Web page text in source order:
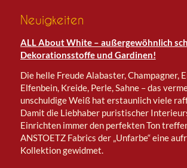
Neuigkeiten
ALL About White – außergewöhnlich
Dekorationsstoffe und Gardinen!
Die helle Freude Alabaster, Champagner,
Elfenbein, Kreide, Perle, Sahne – das
unschuldige Weiß hat erstaunlich viele
Damit die Liebhaber puristischer
Einrichten immer den perfekten Ton
ANSTOETZ Fabrics der „Unfarbe“ eine
Kollektion gewidmet.